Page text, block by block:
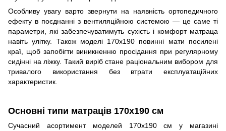
Особливу увагу варто звернути на наявність ортопедичного
ефекту в поєднанні з вентиляційною системою — це саме ті
параметри, які забезпечуватимуть сухість і комфорт матраца
навіть улітку. Також моделі 170x190 повинні мати посилені
краї, щоб запобігти виникненню просідання при регулярному
сидінні на ліжку. Такий виріб стане раціональним вибором для
тривалого використання без втрати експлуатаційних
характеристик.
Основні типи матраців 170x190 см
Сучасний асортимент моделей 170x190 см у магазині